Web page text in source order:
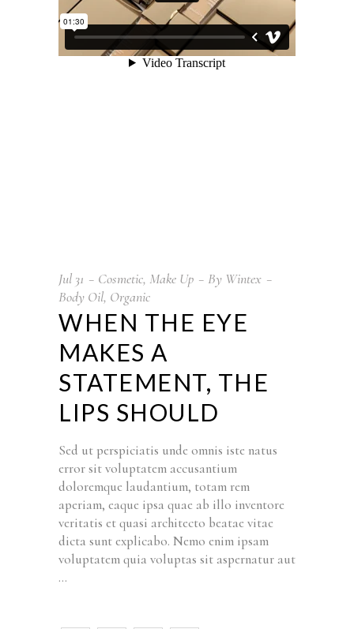
Jul 31 Cosmetic, Make Up By Wintex
Body Oil, Organic
WHEN THE EYE
MAKES A
STATEMENT, THE
LIPS SHOULD
Sed ut perspiciatis unde omnis iste natus
error sit voluptatem accusantium
doloremque laudantium, totam rem
aperiam, eaque ipsa quae ab illo inventore
veritatis et quasi architecto beatae vitae
dicta sunt explicabo. Nemo enim ipsam
voluptatem quia voluptas sit aspernatur aut